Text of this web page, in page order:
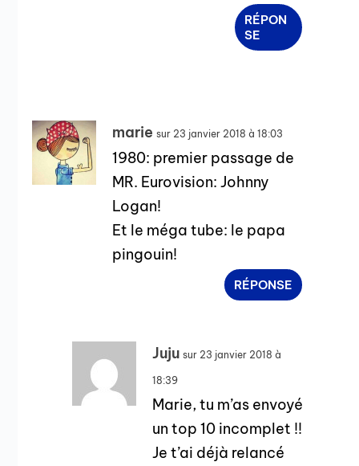
RÉPON
SE
marie sur 23 janvier 2018 à 18:03
1980: premier passage de
MR. Eurovision: Johnny
Logan!
Et le méga tube: le papa
pingouin!
RÉPONSE
Juju sur 23 janvier 2018 à
18:39
Marie, tu m’as envoyé
un top 10 incomplet !!
Je t’ai déjà relancé